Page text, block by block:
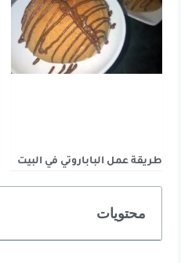
طريقة عمل الباباروتي في البيت
محتويات